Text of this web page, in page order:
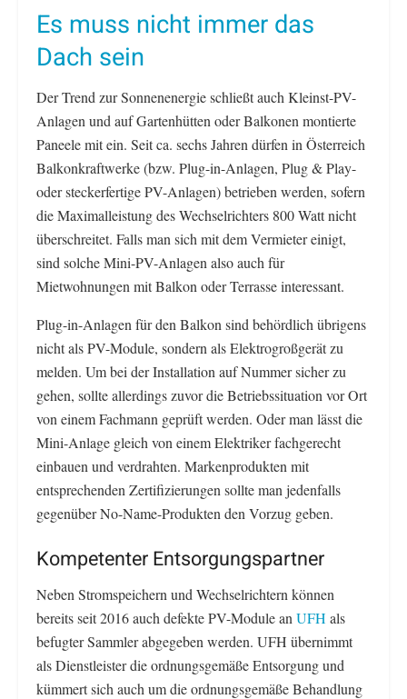
Es muss nicht immer das
Dach sein
Der Trend zur Sonnenenergie schließt auch Kleinst-PV-
Anlagen und auf Gartenhütten oder Balkonen montierte
Paneele mit ein. Seit ca. sechs Jahren dürfen in Österreich
Balkonkraftwerke (bzw. Plug-in-Anlagen, Plug & Play-
oder steckerfertige PV-Anlagen) betrieben werden, sofern
die Maximalleistung des Wechselrichters 800 Watt nicht
überschreitet. Falls man sich mit dem Vermieter einigt,
sind solche Mini-PV-Anlagen also auch für
Mietwohnungen mit Balkon oder Terrasse interessant.
Plug-in-Anlagen für den Balkon sind behördlich übrigens
nicht als PV-Module, sondern als Elektrogroßgerät zu
melden. Um bei der Installation auf Nummer sicher zu
gehen, sollte allerdings zuvor die Betriebssituation vor Ort
von einem Fachmann geprüft werden. Oder man lässt die
Mini-Anlage gleich von einem Elektriker fachgerecht
einbauen und verdrahten. Markenprodukten mit
entsprechenden Zertifizierungen sollte man jedenfalls
gegenüber No-Name-Produkten den Vorzug geben.
Kompetenter Entsorgungspartner
Neben Stromspeichern und Wechselrichtern können
bereits seit 2016 auch defekte PV-Module an UFH als
befugter Sammler abgegeben werden. UFH übernimmt
als Dienstleister die ordnungsgemäße Entsorgung und
kümmert sich auch um die ordnungsgemäße Behandlung